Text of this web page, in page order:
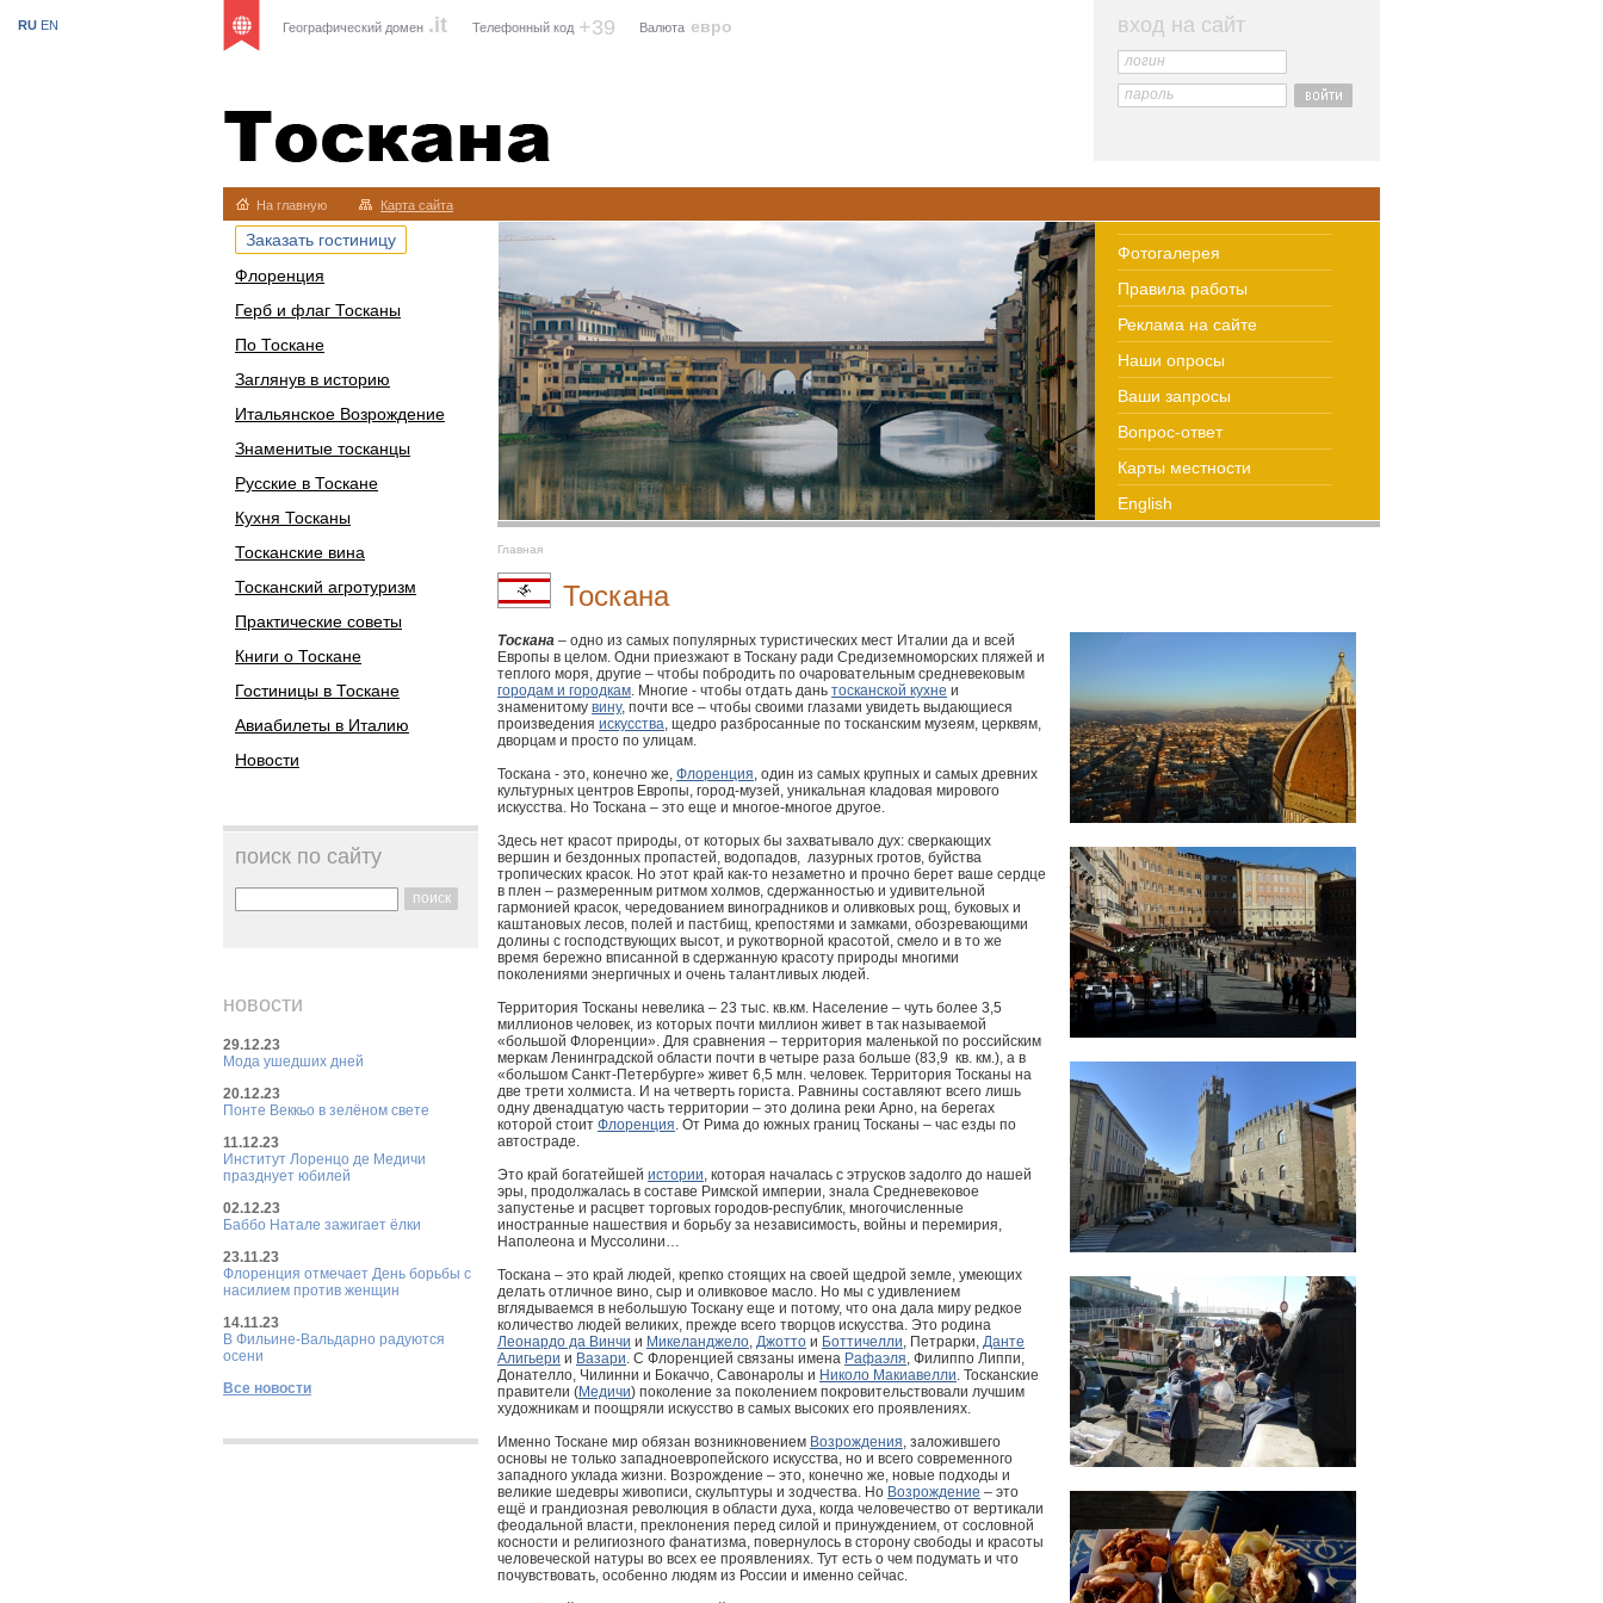
Тоскана
Географический домен .it Телефонный код +39 Валюта евро
RU EN вход на сайт
логин
пароль
На главную Карта сайта
Заказать гостиницу
Флоренция
Герб и флаг Тосканы
По Тоскане
Заглянув в историю
Итальянское Возрождение
Знаменитые тосканцы
Русские в Тоскане
Кухня Тосканы
Тосканские вина
Тосканский агротуризм
Практические советы
Книги о Тоскане
Гостиницы в Тоскане
Авиабилеты в Италию
Новости
поиск по сайту
поиск
новости
29.12.23
Мода ушедших дней
20.12.23
Понте Веккьо в зелёном свете
11.12.23
Институт Лоренцо де Медичи
празднует юбилей
02.12.23
Баббо Натале зажигает ёлки
23.11.23
Флоренция отмечает День борьбы с
насилием против женщин
14.11.23
В Фильине-Вальдарно радуются
осени
Все новости
Фотогалерея
Правила работы
Реклама на сайте
Наши опросы
Ваши запросы
Вопрос-ответ
Карты местности
English
Главная
Тоскана
Тоскана – одно из самых популярных туристических мест Италии да и всей
Европы в целом. Одни приезжают в Тоскану ради Средиземноморских пляжей и
теплого моря, другие – чтобы побродить по очаровательным средневековым
городам и городкам. Многие - чтобы отдать дань тосканской кухне и
знаменитому вину, почти все – чтобы своими глазами увидеть выдающиеся
произведения искусства, щедро разбросанные по тосканским музеям, церквям,
дворцам и просто по улицам.
Тоскана - это, конечно же, Флоренция, один из самых крупных и самых древних
культурных центров Европы, город-музей, уникальная кладовая мирового
искусства. Но Тоскана – это еще и многое-многое другое.
Здесь нет красот природы, от которых бы захватывало дух: сверкающих
вершин и бездонных пропастей, водопадов, лазурных гротов, буйства
тропических красок. Но этот край как-то незаметно и прочно берет ваше сердце
в плен – размеренным ритмом холмов, сдержанностью и удивительной
гармонией красок, чередованием виноградников и оливковых рощ, буковых и
каштановых лесов, полей и пастбищ, крепостями и замками, обозревающими
долины с господствующих высот, и рукотворной красотой, смело и в то же
время бережно вписанной в сдержанную красоту природы многими
поколениями энергичных и очень талантливых людей.
Территория Тосканы невелика – 23 тыс. кв.км. Население – чуть более 3,5
миллионов человек, из которых почти миллион живет в так называемой
«большой Флоренции». Для сравнения – территория маленькой по российским
меркам Ленинградской области почти в четыре раза больше (83,9 кв. км.), а в
«большом Санкт-Петербурге» живет 6,5 млн. человек. Территория Тосканы на
две трети холмиста. И на четверть гориста. Равнины составляют всего лишь
одну двенадцатую часть территории – это долина реки Арно, на берегах
которой стоит Флоренция. От Рима до южных границ Тосканы – час езды по
автостраде.
Это край богатейшей истории, которая началась с этрусков задолго до нашей
эры, продолжалась в составе Римской империи, знала Средневековое
запустенье и расцвет торговых городов-республик, многочисленные
иностранные нашествия и борьбу за независимость, войны и перемирия,
Наполеона и Муссолини…
Тоскана – это край людей, крепко стоящих на своей щедрой земле, умеющих
делать отличное вино, сыр и оливковое масло. Но мы с удивлением
вглядываемся в небольшую Тоскану еще и потому, что она дала миру редкое
количество людей великих, прежде всего творцов искусства. Это родина
Леонардо да Винчи и Микеланджело, Джотто и Боттичелли, Петрарки, Данте
Алигьери и Вазари. С Флоренцией связаны имена Рафаэля, Филиппо Липпи,
Донателло, Чилинни и Бокаччо, Савонаролы и Николо Макиавелли. Тосканские
правители (Медичи) поколение за поколением покровительствовали лучшим
художникам и поощряли искусство в самых высоких его проявлениях.
Именно Тоскане мир обязан возникновением Возрождения, заложившего
основы не только западноевропейского искусства, но и всего современного
западного уклада жизни. Возрождение – это, конечно же, новые подходы и
великие шедевры живописи, скульптуры и зодчества. Но Возрождение – это
ещё и грандиозная революция в области духа, когда человечество от вертикали
феодальной власти, преклонения перед силой и принуждением, от сословной
косности и религиозного фанатизма, повернулось в сторону свободы и красоты
человеческой натуры во всех ее проявлениях. Тут есть о чем подумать и что
почувствовать, особенно людям из России и именно сейчас.